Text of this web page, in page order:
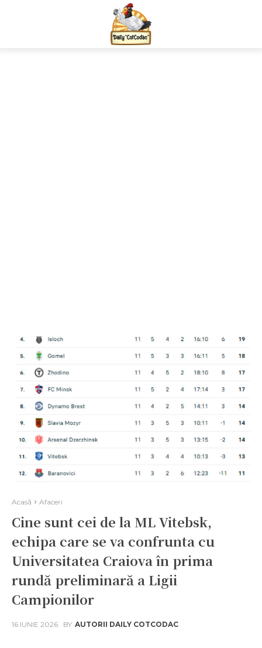
Acasă Afaceri
Cine sunt cei de la ML Vitebsk,
echipa care se va confrunta cu
Universitatea Craiova în prima
rundă preliminară a Ligii
Campionilor
16 IUNIE 2026 BY AUTORII DAILY COTCODAC